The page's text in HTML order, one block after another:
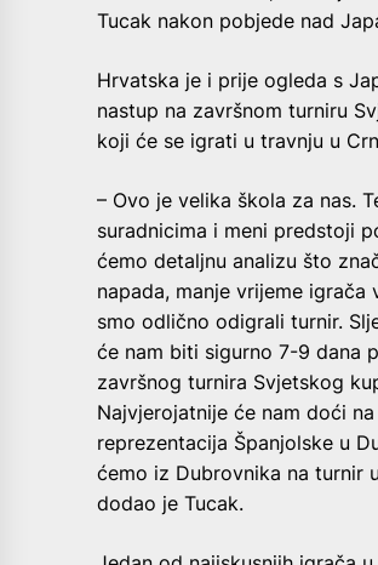
Tucak nakon pobjede nad
Hrvatska je i prije ogleda s
nastup na završnom turniru
koji će se igrati u travnju u
– Ovo je velika škola za nas.
suradnicima i meni predstoji
ćemo detaljnu analizu što
napada, manje vrijeme igrača
smo odlično odigrali turnir.
će nam biti sigurno 7-9 dana
završnog turnira Svjetskog
Najvjerojatnije će nam doći
reprezentacija Španjolske u
ćemo iz Dubrovnika na turnir
dodao je Tucak.